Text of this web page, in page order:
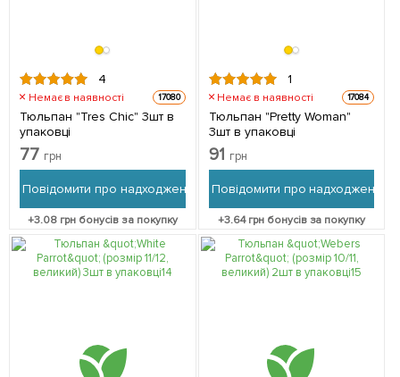
4
Немає в наявності 17080
Тюльпан "Tres Chic" 3шт в
упаковці
77 грн
Повідомити про надходження
+3.08 грн бонусів за покупку
1
Немає в наявності 17084
Тюльпан "Pretty Woman"
3шт в упаковці
91 грн
Повідомити про надходження
+3.64грн бонусів за покупку